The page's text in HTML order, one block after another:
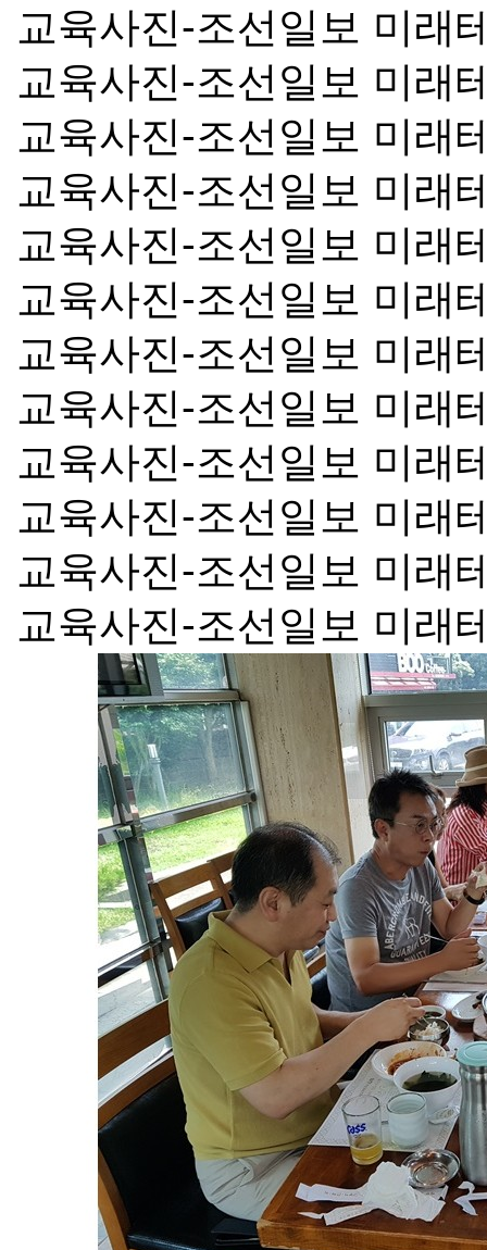
교육사진-조선일보 미래
교육사진-조선일보 미래
교육사진-조선일보 미래
교육사진-조선일보 미래
교육사진-조선일보 미래
교육사진-조선일보 미래
교육사진-조선일보 미래
교육사진-조선일보 미래
교육사진-조선일보 미래
교육사진-조선일보 미래
교육사진-조선일보 미래
교육사진-조선일보 미래